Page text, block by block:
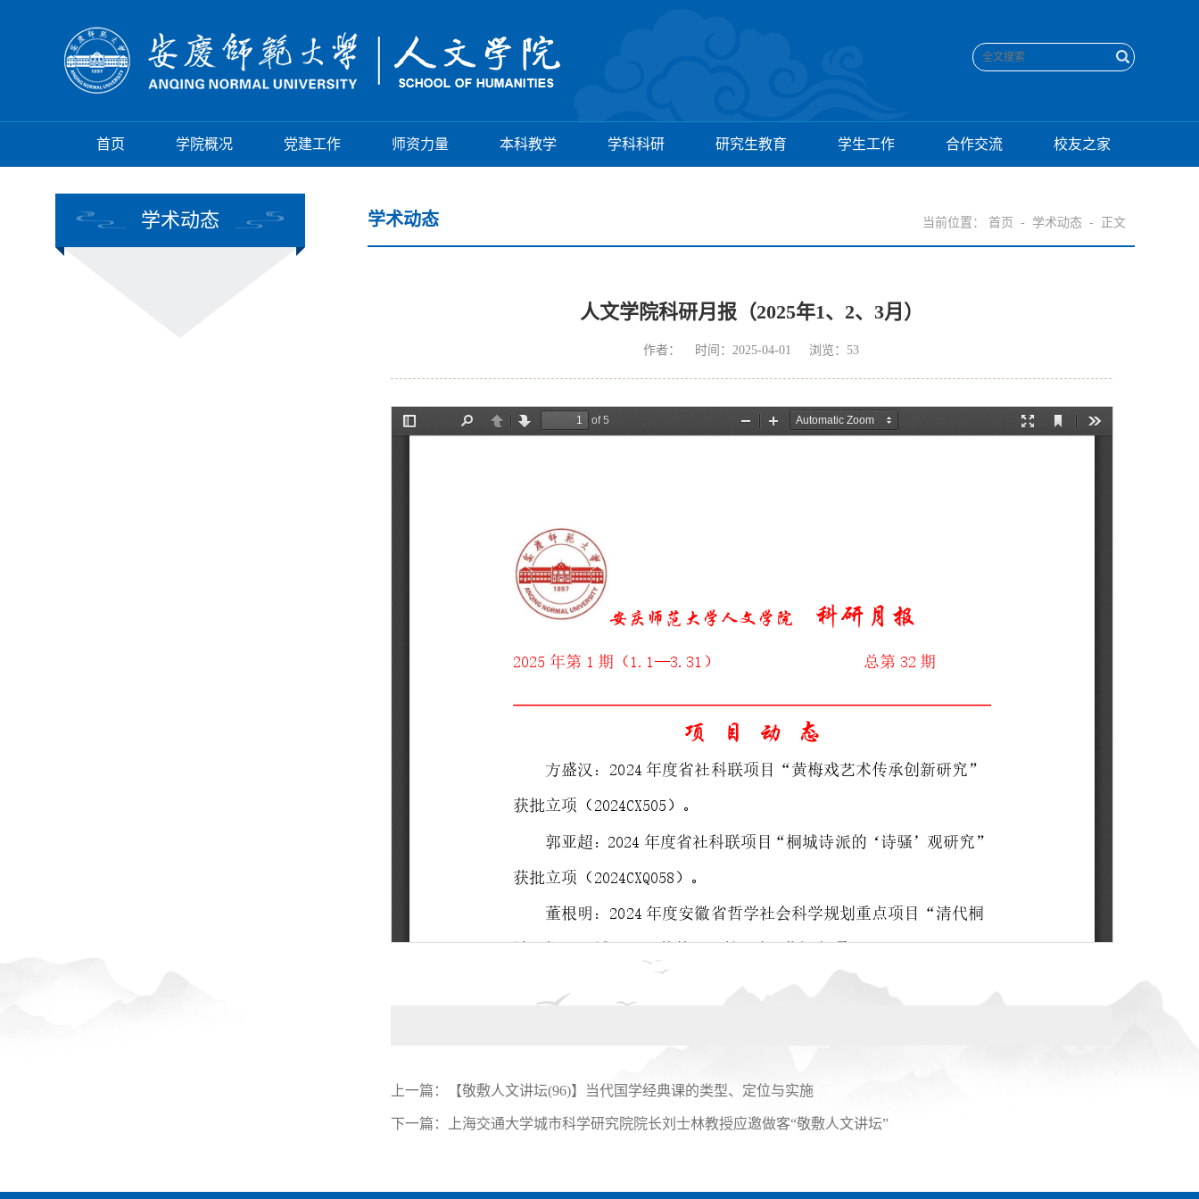
首页 学院概况 党建工作 师资力量 本科教学 学科科研 研究生教育 学生工作 合作交流 校友之家
学术动态 学术动态 当前位置： 首页 - 学术动态 - 正文
人文学院科研月报（2025年1、2、3月）
作者： 时间：2025-04-01 浏览： 53
上一篇： 【敬敷人文讲坛(96)】当代国学经典课的类型、定位与实施
下一篇： 上海交通大学城市科学研究院院长刘士林教授应邀做客“敬敷人文讲坛”